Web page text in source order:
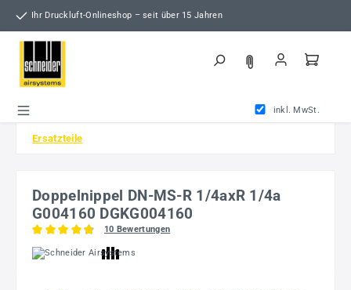
Zum Hauptinhalt springen
Ihr Druckluft-Onlineshop – seit über 15 Jahren
inkl. MwSt.
Ersatzteile
Doppelnippel DN-MS-R 1/4axR 1/4a
G004160 DGKG004160
Durchschnittliche Bewertung von 4.75 von 5 Sternen
10 Bewertungen